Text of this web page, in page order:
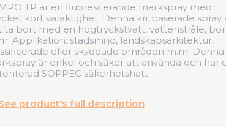
TP är en fluorescerande märkspray med
kort varaktighet. Denna kritbaserade spray
ta bort med en högtryckstvätt, vattenstråle,
Applikation: stadsmiljö, landskapsarkitektur,
eller skyddade områden m.m. Denna
är enkel och säker att använda och har
SOPPEC säkerhetshatt.
product's full description